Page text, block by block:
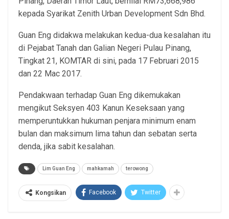
kepada Syarikat Zenith Urban Development Sdn Bhd.
Guan Eng didakwa melakukan kedua-dua kesalahan itu
di Pejabat Tanah dan Galian Negeri Pulau Pinang,
Tingkat 21, KOMTAR di sini, pada 17 Februari 2015
dan 22 Mac 2017.
Pendakwaan terhadap Guan Eng dikemukakan
mengikut Seksyen 403 Kanun Keseksaan yang
memperuntukkan hukuman penjara minimum enam
bulan dan maksimum lima tahun dan sebatan serta
denda, jika sabit kesalahan.
Lim Guan Eng mahkamah terowong
Kongsikan Facebook Twitter